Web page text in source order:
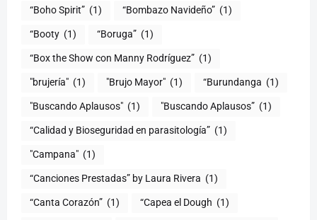
“Boho Spirit” (1) “Bombazo Navideño” (1)
“Booty (1) “Boruga” (1)
“Box the Show con Manny Rodríguez” (1)
"brujería" (1) "Brujo Mayor" (1) “Burundanga (1)
"Buscando Aplausos" (1) "Buscando Aplausos” (1)
(1)
"Campana" (1)
“Canciones Prestadas” by Laura Rivera (1)
“Canta Corazón” (1) “Capea el Dough (1)